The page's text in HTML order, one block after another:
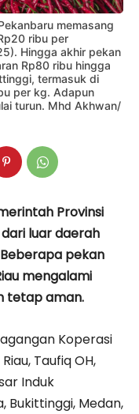
memasang
ribu per
Hingga akhir pekan
Rp80 ribu hingga
termasuk di
per kg. Adapun
turun. Mhd Akhwan/
Provinsi
luar daerah
pekan
mengalami
tetap aman.
Koperasi
Taufiq OH,
Induk
Bukittinggi, Medan,